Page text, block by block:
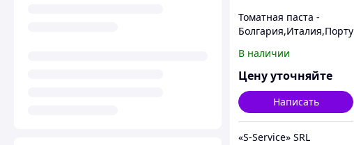
Томатная паста -
Болгария,Италия,Порту
В наличии
Цену уточняйте
Написать
«S-Service» SRL